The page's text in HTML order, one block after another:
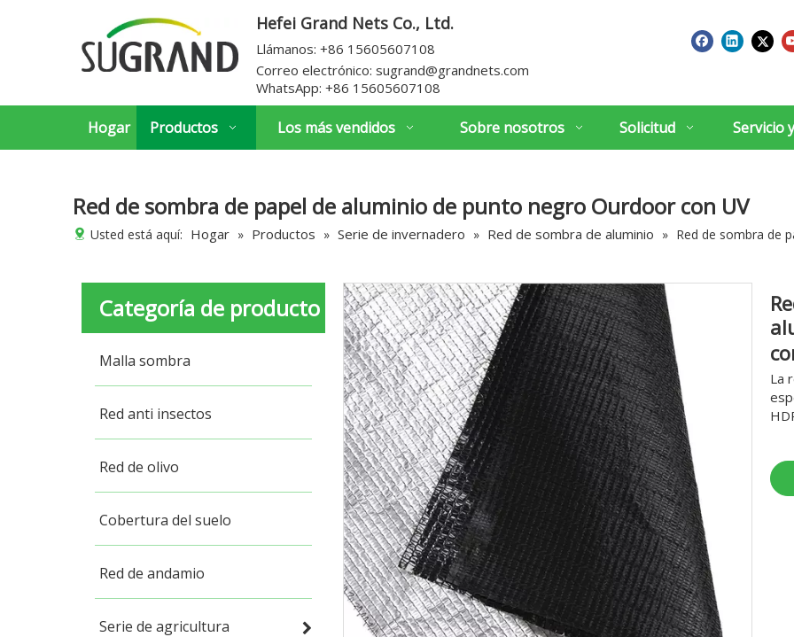
Hefei Grand Nets Co., Ltd.
Llámanos: +86 15605607108
Correo electrónico: sugrand@grandnets.com
WhatsApp: +86 15605607108
Hogar Productos Los más vendidos Sobre nosotros Solicitud Servicio
Red de sombra de papel de aluminio de punto negro Ourdoor con UV
Usted está aquí: Hogar » Productos » Serie de invernadero » Red de sombra de aluminio » Red de sombra de
Categoría de producto
Malla sombra
Red anti insectos
Red de olivo
Cobertura del suelo
Red de andamio
Serie de agricultura
La